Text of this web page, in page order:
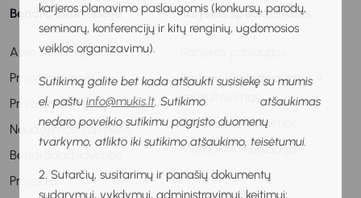
karjeros planavimo paslaugomis (konkursų, parodų,
seminarų, konferencijų ir kitų renginių, ugdomosios
veiklos organizavimu).
Sutikimą galite bet kada atšaukti susisiekę su mumis
el. paštu info@mukis.lt. Sutikimo atšaukimas
nedaro poveikio sutikimu pagrįsto duomenų
tvarkymo, atlikto iki sutikimo atšaukimo, teisėtumui.
2. Sutarčių, susitarimų ir panašių dokumentų
sudarymui, vykdymui, administravimui, keitimui;
Bendra informacija
Apie sistemą
Privatumo politika
Privatumo pranešimas
Naudojimosi taisyklės
Bendradarbiavimas
Projektai
Karjeros specialistams
Profesinis informavimas ir
konsultavimas
Profesinis veiklinimas
Metodinė medžiaga
Kvalifikacijos
tobulinimas